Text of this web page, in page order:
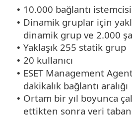
• 10.000 bağlantı istemcisi
• Dinamik gruplar için
dinamik grup ve 2.000
• Yaklaşık 255 statik grup
• 20 kullanıcı
• ESET Management
dakikalık bağlantı aralığı
• Ortam bir yıl boyunca
ettikten sonra veri